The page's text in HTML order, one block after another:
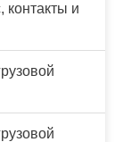
контакты и